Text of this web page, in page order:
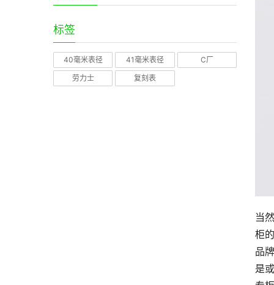
当
柜
品
是
标签
40毫米表径 41毫米表径 C厂
劳力士 复刻表